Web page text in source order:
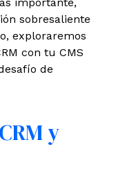
sobresaliente
exploraremos
con tu CMS
de
y